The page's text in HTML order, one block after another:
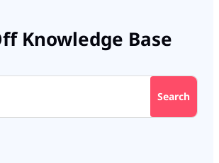
Knowledge Base
Search